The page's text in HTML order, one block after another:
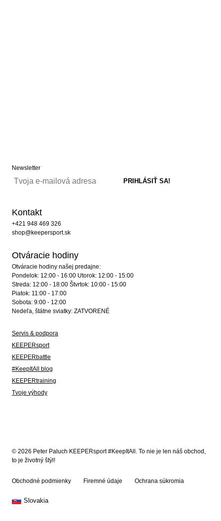
Newsletter
Kontakt
+421 948 469 326
shop@keepersport.sk
Otváracie hodiny
Otváracie hodiny našej predajne:
Pondelok: 12:00 - 16:00 Utorok: 12:00 - 15:00
Streda: 12:00 - 18:00 Štvrtok: 10:00 - 15:00
Piatok: 11:00 - 17:00
Sobota: 9:00 - 12:00
Nedeľa, štátne sviatky: ZATVORENÉ
Servis & podpora
KEEPERsport
KEEPERbattle
#KeepItAll blog
KEEPERtraining
Tvoje výhody
© 2026 Peter Paluch KEEPERsport #KeepItAll. To nie je len náš obchod,
to je životný štýl!
Obchodné podmienky Firemné údaje Ochrana súkromia
Slovakia